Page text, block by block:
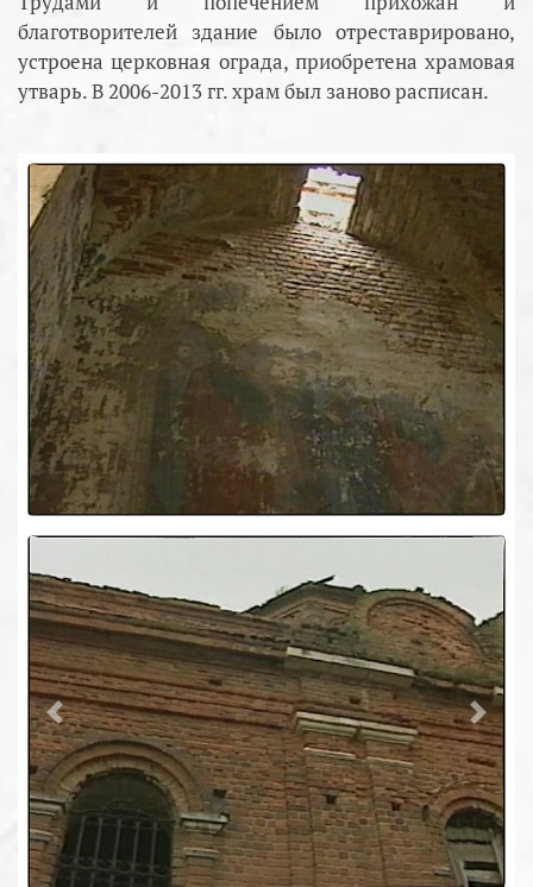
благотворителей здание было отреставрировано,
устроена церковная ограда, приобретена храмовая
утварь. В 2006-2013 гг. храм был заново расписан.
Previous Next